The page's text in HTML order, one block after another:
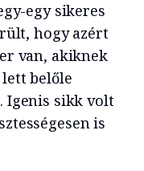
egy sikeres
hogy azért
van, akiknek
belőle
Igenis sikk volt
is